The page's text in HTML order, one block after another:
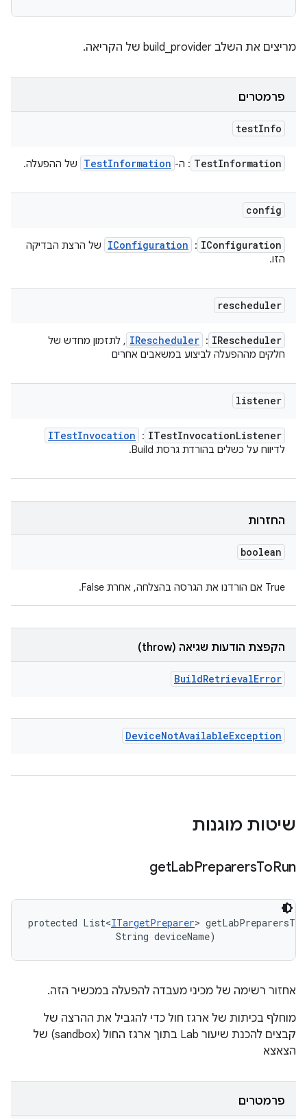
מריצים את השלב build_provider של הקריאה.
פרמטרים
testInfo
TestInformation : ה- TestInformation של ההפעלה.
config
IConfiguration
:
IConfiguration
של הרצת הבדיקה
הזו.
rescheduler
IRescheduler
:
IRescheduler , לתזמון מחדש של
חלקים מההפעלה לביצוע במשאבים אחרים
listener
ITestInvocationListener
:
ITestInvocation
לדיווח על כשלים בהורדת גרסת Build.
החזרות
boolean
‫True אם הורדנו את הגרסה בהצלחה, אחרת False.
הקפצת הודעות שגיאה (throw)
BuildRetrievalError
DeviceNotAvailableException
שיטות מוגנות
getLabPreparersToRun
protected List<ITargetPreparer>
                String deviceName)
אחזור רשימה של מכיני מעבדה להפעלה במכשיר הזה.
מוחלף בכיתות של ארגז חול כדי להגביל את ההרצה של
קבצים להכנת שיעור Lab בתוך ארגז החול (sandbox) של
הצאצא
פרמטרים